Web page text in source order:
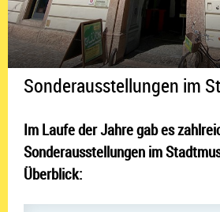
Sonderausstellungen im
Im Laufe der Jahre gab es
Sonderausstellungen im
Überblick: